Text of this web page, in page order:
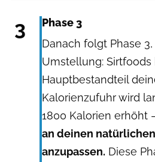
3
Phase 3
Danach folgt Phase
Umstellung: Sirtfoods
Hauptbestandteil
Kalorienzufuhr wird
1800 Kalorien erhöht
an deinen
anzupassen. Diese